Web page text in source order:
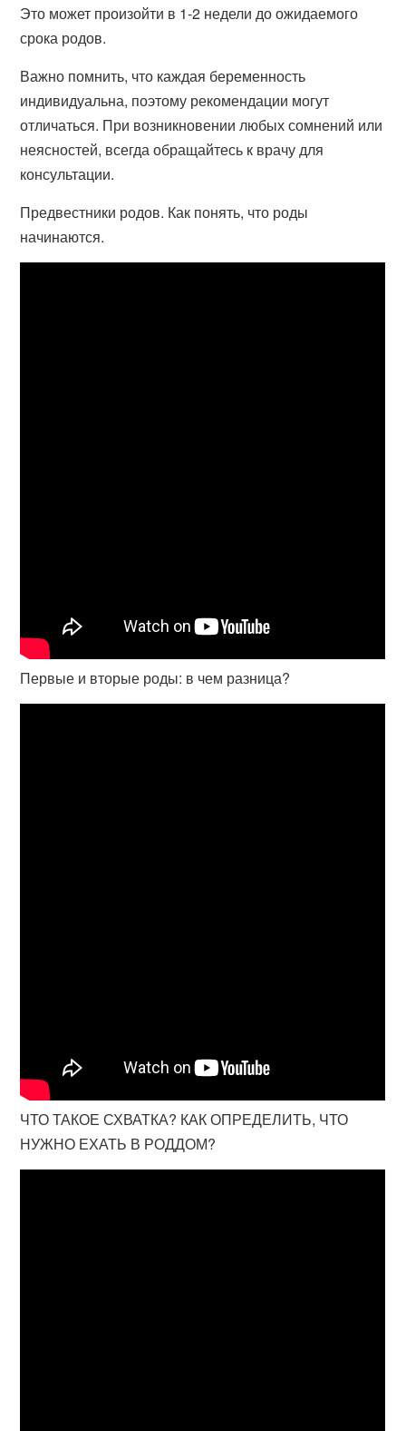
Это может произойти в 1-2 недели до ожидаемого
срока родов.
Важно помнить, что каждая беременность
индивидуальна, поэтому рекомендации могут
отличаться. При возникновении любых сомнений или
неясностей, всегда обращайтесь к врачу для
консультации.
Предвестники родов. Как понять, что роды
начинаются.
Первые и вторые роды: в чем разница?
ЧТО ТАКОЕ СХВАТКА? КАК ОПРЕДЕЛИТЬ, ЧТО
НУЖНО ЕХАТЬ В РОДДОМ?